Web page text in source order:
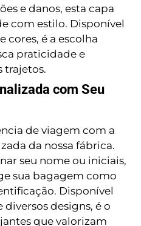
e danos, esta capa
com estilo. Disponível
cores, é a escolha
praticidade e
trajetos.
com Seu
de viagem com a
da nossa fábrica.
seu nome ou iniciais,
sua bagagem como
Disponível
designs, é o
que valorizam